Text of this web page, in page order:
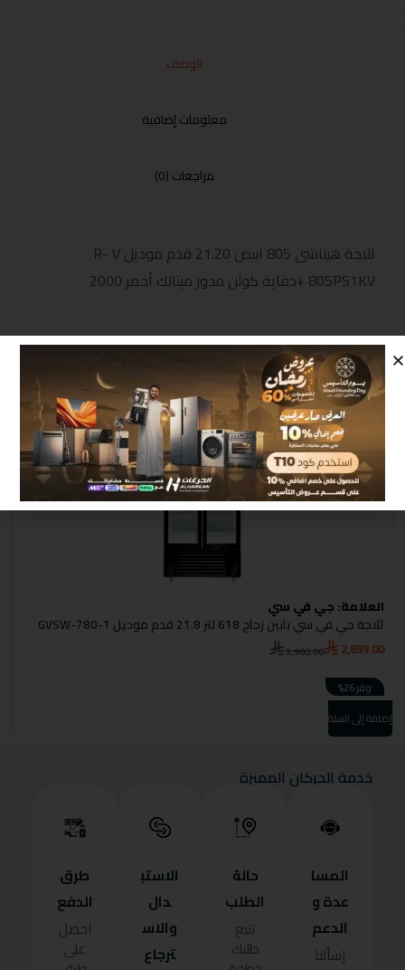
الوصف
معلومات إضافية
مراجعات (0)
ثلاجة هيتاشى 805 ابيض 21.20 قدم موديل R- V
805PS1KV +دفاية كولن مدور ميتالك أحمر 2000
منتجات مشابهة
العلامة:جي في سي
ثلاجة جي في سي بابين زجاج 618 لتر 21.8 قدم موديل GVSW-780-1
3,900.00 2,899.00
وفر 26%
إضافة إلى السلة
خدمة الحركان المميزة
المسا
عدة و
الدعم
إسألنا
حالة
الطلب
تتبع
طلبك
الاستب
دال
والاس
ترجاع
طرق
الدفع
احصل
على